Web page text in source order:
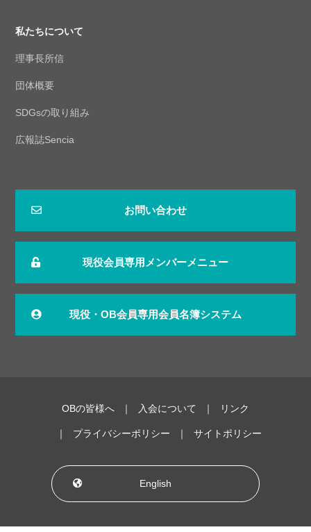
私たちについて
理事長所信
団体概要
SDGsの取り組み
広報誌Sencia
お問い合わせ
現役会員専用メンバーメニュー
現役・OB会員専用会員名簿システム
OBの皆様へ 入会について リンク
プライバシーポリシー サイトポリシー
English